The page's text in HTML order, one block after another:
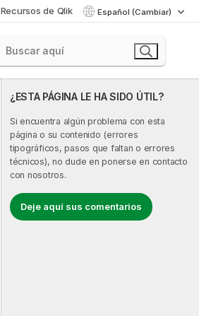
Recursos de Qlik Español (Cambiar)
¿ESTA PÁGINA LE HA SIDO ÚTIL?
Si encuentra algún problema con esta
página o su contenido (errores
tipográficos, pasos que faltan o errores
técnicos), no dude en ponerse en contacto
con nosotros.
Deje aquí sus comentarios